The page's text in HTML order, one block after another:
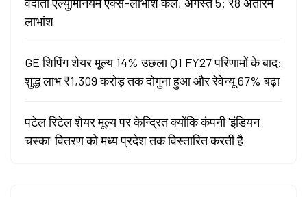
लाभांश
GE शिपिंग शेयर मूल्य 14% उछला Q1 FY27 परिणामों के बाद:
शुद्ध लाभ ₹1,309 करोड़ तक दोगुना हुआ और रेवेन्यू 67% बढ़ा
पटेल रिटेल शेयर मूल्य पर केन्द्रित क्योंकि कंपनी 'इंडियन
चस्का' वितरण को मध्य प्रदेश तक विस्तारित करती है